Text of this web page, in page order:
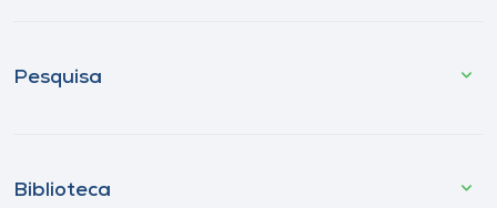
Pesquisa
Biblioteca